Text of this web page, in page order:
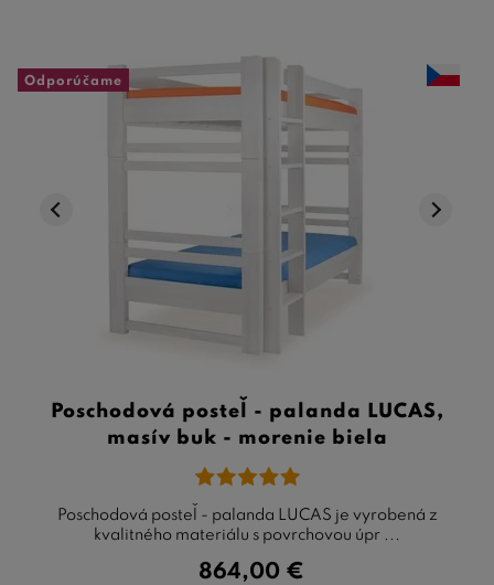
Odporúčame
Poschodová posteľ - palanda LUCAS,
masív buk - morenie biela
Poschodová posteľ - palanda LUCAS je vyrobená z
kvalitného materiálu s povrchovou úpr ...
864,00 €